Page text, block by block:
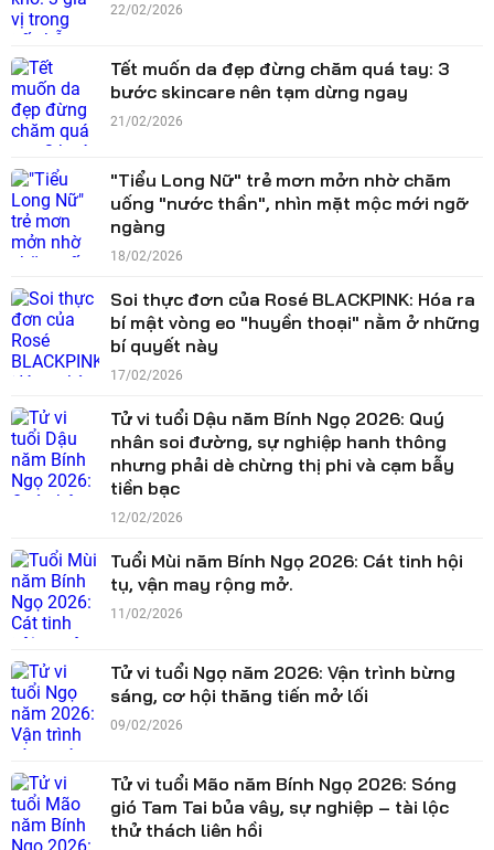
22/02/2026
Tết muốn da đẹp đừng chăm quá tay: 3
bước skincare nên tạm dừng ngay
21/02/2026
"Tiểu Long Nữ" trẻ mơn mởn nhờ chăm
uống "nước thần", nhìn mặt mộc mới ngỡ
ngàng
18/02/2026
Soi thực đơn của Rosé BLACKPINK: Hóa ra
bí mật vòng eo "huyền thoại" nằm ở những
bí quyết này
17/02/2026
Tử vi tuổi Dậu năm Bính Ngọ 2026: Quý
nhân soi đường, sự nghiệp hanh thông
nhưng phải dè chừng thị phi và cạm bẫy
tiền bạc
12/02/2026
Tuổi Mùi năm Bính Ngọ 2026: Cát tinh hội
tụ, vận may rộng mở.
11/02/2026
Tử vi tuổi Ngọ năm 2026: Vận trình bừng
sáng, cơ hội thăng tiến mở lối
09/02/2026
Tử vi tuổi Mão năm Bính Ngọ 2026: Sóng
gió Tam Tai bủa vây, sự nghiệp – tài lộc
thử thách liên hồi